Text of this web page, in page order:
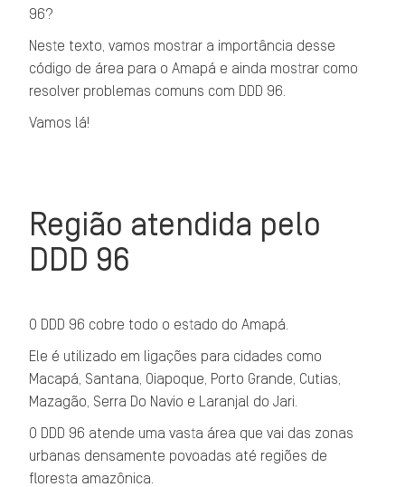
96?
Neste texto, vamos mostrar a importância desse
código de área para o Amapá e ainda mostrar como
resolver problemas comuns com DDD 96.
Vamos lá!
Região atendida pelo
DDD 96
O DDD 96 cobre todo o estado do Amapá.
Ele é utilizado em ligações para cidades como
Macapá, Santana, Oiapoque, Porto Grande, Cutias,
Mazagão, Serra Do Navio e Laranjal do Jari.
O DDD 96 atende uma vasta área que vai das zonas
urbanas densamente povoadas até regiões de
floresta amazônica.